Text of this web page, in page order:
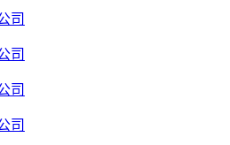
司
司
司
司